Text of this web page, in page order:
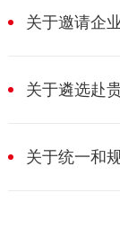
关于邀请企业参加2025大
关于遴选赴贵州参加“2025年
关于统一和规